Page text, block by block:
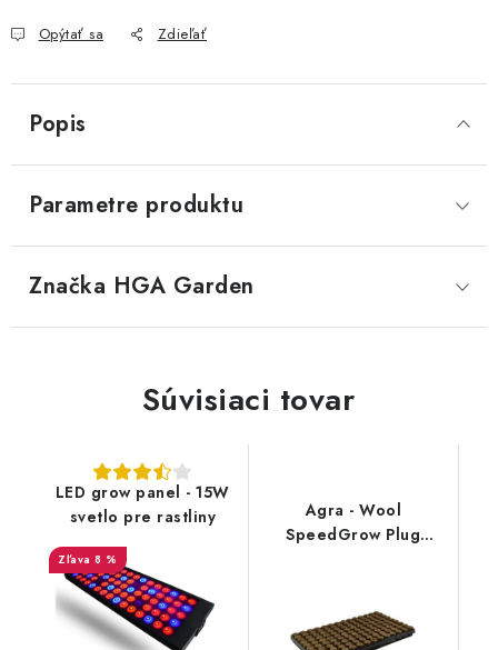
Opýtať sa Zdieľať
Popis
Parametre produktu
Značka HGA Garden
Súvisiaci tovar
LED grow panel - 15W
svetlo pre rastliny
8 %
Agra - Wool
SpeedGrow Plug